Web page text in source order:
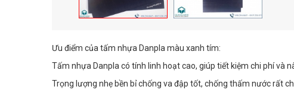
Ưu điểm của tấm nhựa Danpla màu xanh tím:
Tấm nhựa Danpla có tính linh hoạt cao, giúp tiết kiệm chi phí và
Trọng lượng nhẹ bền bỉ chống va đập tốt, chống thấm nước rất